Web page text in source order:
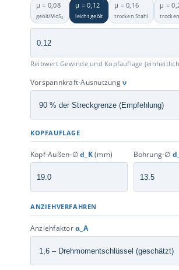
μ = 0,08
geölt/MoS₂
μ = 0,12
leicht geölt
μ = 0,16
trocken Stahl
μ =
Reibwert Gewinde und Kopfauflage
Vorspannkraft-Ausnutzung ν
KOPFAUFLAGE
Kopf-Außen-∅d_K(mm) Bohrung-∅
ANZIEHVERFAHREN
Anziehfaktorα_A